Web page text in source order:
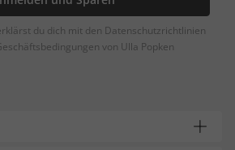
du dich mit den Datenschutzrichtlinien
von Ulla Popken